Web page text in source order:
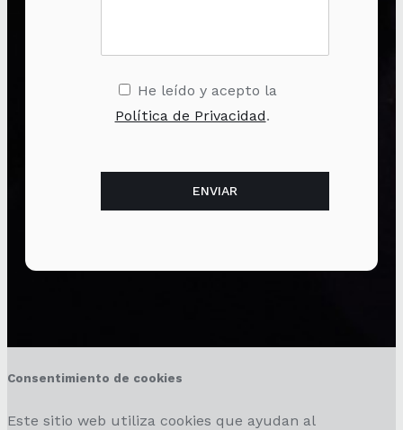
He leído y acepto la
Política de Privacidad.
Consentimiento de cookies
Este sitio web utiliza cookies que ayudan al